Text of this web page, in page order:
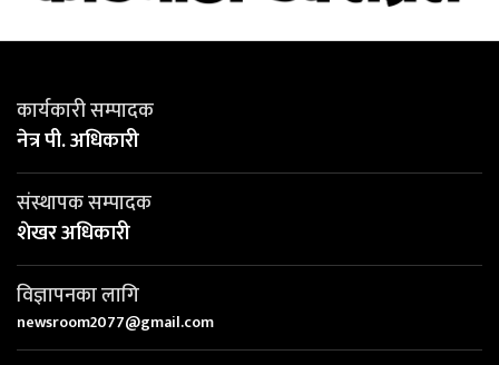
कार्यकारी सम्पादक
नेत्र पी. अधिकारी
संस्थापक सम्पादक
शेखर अधिकारी
विज्ञापनका लागि
newsroom2077@gmail.com